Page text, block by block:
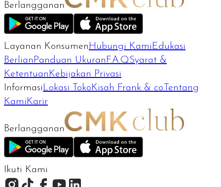
Berlangganan
Layanan Konsumen Hubungi Kami Edukasi
Berlian Panduan Ukuran F.A.QSyarat &
Ketentuan Kebijakan Privasi
Informasi Lokasi TokoKisah Frank & co.Tentang
Kami Karir
Berlangganan
Ikuti Kami